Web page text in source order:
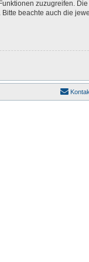
zuzugreifen.
beachte auch die